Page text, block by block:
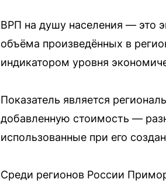
ВРП на душу населения — это
объёма произведённых в
индикатором уровня
Показатель является
добавленную стоимость —
использованные при его
Среди регионов России